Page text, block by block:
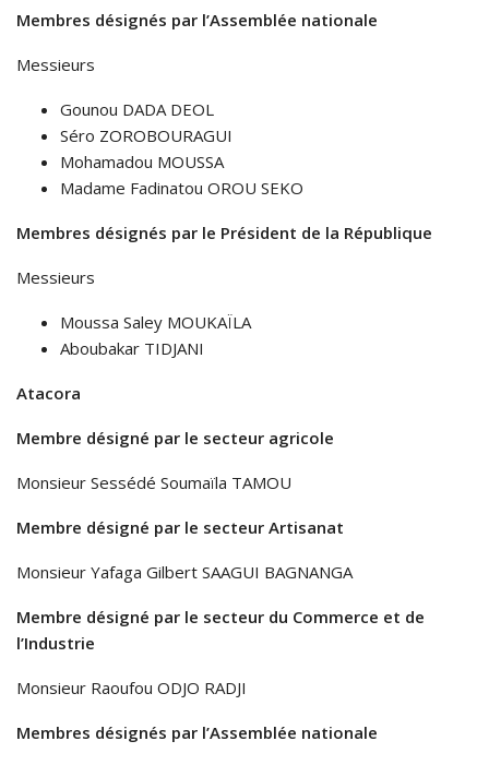
Membres désignés par l’Assemblée nationale
Messieurs
Gounou DADA DEOL
Séro ZOROBOURAGUI
Mohamadou MOUSSA
Madame Fadinatou OROU SEKO
Membres désignés par le Président de la République
Messieurs
Moussa Saley MOUKAÏLA
Aboubakar TIDJANI
Atacora
Membre désigné par le secteur agricole
Monsieur Sessédé Soumaïla TAMOU
Membre désigné par le secteur Artisanat
Monsieur Yafaga Gilbert SAAGUI BAGNANGA
Membre désigné par le secteur du Commerce et de
l’Industrie
Monsieur Raoufou ODJO RADJI
Membres désignés par l’Assemblée nationale